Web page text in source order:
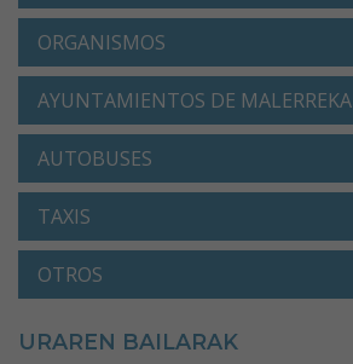
ORGANISMOS
AYUNTAMIENTOS DE MALERREKA
AUTOBUSES
TAXIS
OTROS
URAREN BAILARAK